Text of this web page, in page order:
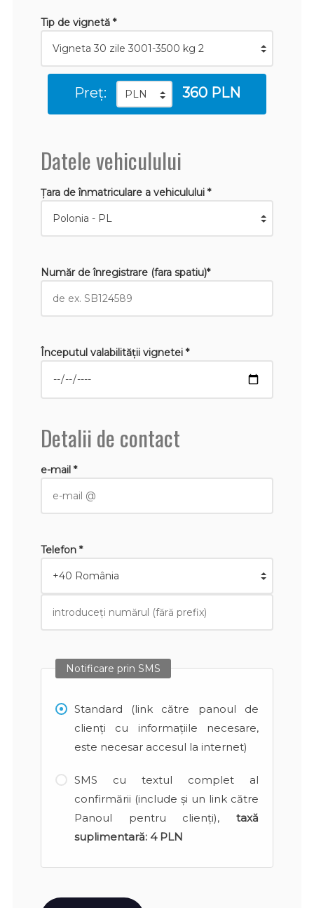
Tip de vignetă *
Preț: 360 PLN
Datele vehiculului
Țara de înmatriculare a vehiculului *
Număr de înregistrare (fara spatiu)*
Începutul valabilităţii vignetei *
Detalii de contact
e-mail *
Telefon *
Notificare prin SMS
Standard (link către panoul de
clienți cu informațiile necesare,
este necesar accesul la internet)
SMS cu textul complet al
confirmării (include și un link către
Panoul pentru clienți), taxă
suplimentară: 4 PLN